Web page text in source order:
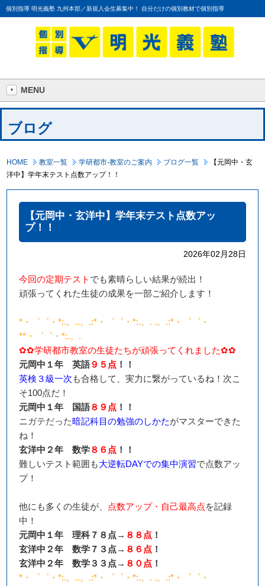
個別指導 明光義塾 九州本部／新規入会生募集中！ 自分だけの個別教材で個別指導
MENU
ブログ
HOME 教室一覧 学研都市-教室のご案内 ブログ一覧
【元岡中・玄
洋中】学年末テスト点数アップ！！
【元岡中・玄洋中】学年末テスト点数アッ
プ！！
2026年02月28日
今回の定期テスト でも素晴らしい結果が続出！
頑張ってくれた生徒の成果を一部ご紹介します！
*・゜゜・*:.。..。.:*・゜゜・*:.。. .。.:*・゜゜・
**・゜゜・*:.。.
✿✿学研都市教室の生徒たちが頑張ってくれました✿✿
元岡中１年 英語９５点 ！！
英検３級一次 も合格して、実力に繋がっているね！次こ
そ100点だ！
元岡中１年 国語８９点 ！！
ニガテだった暗記科目の勉強のしかたがマスターできた
ね ！
玄洋中２年 数学８６点 ！！
難しいテスト範囲も大逆転DAYでの集中演習で点数アッ
プ！
他にも多くの生徒が、 点数アップ・自己最高点を記録
中！
元岡中１年 理科７８点→ ８８点 ！
玄洋中２年 数学７３点→ ８６点 ！
玄洋中２年 数学３３点→ ８０点 ！
*・゜゜・*:.。..。.:*・゜゜・*:.。. .。.:*・゜゜・